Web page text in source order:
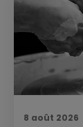
8 août 2026